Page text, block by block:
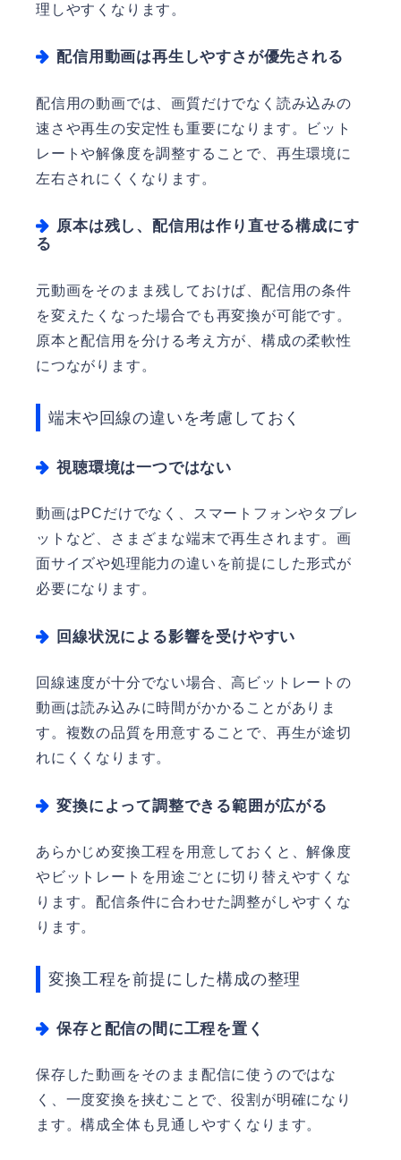
理しやすくなります。
配信用動画は再生しやすさが優先される
配信用の動画では、画質だけでなく読み込みの
速さや再生の安定性も重要になります。ビット
レートや解像度を調整することで、再生環境に
左右されにくくなります。
原本は残し、配信用は作り直せる構成にす
る
元動画をそのまま残しておけば、配信用の条件
を変えたくなった場合でも再変換が可能です。
原本と配信用を分ける考え方が、構成の柔軟性
につながります。
端末や回線の違いを考慮しておく
視聴環境は一つではない
動画はPCだけでなく、スマートフォンやタブレ
ットなど、さまざまな端末で再生されます。画
面サイズや処理能力の違いを前提にした形式が
必要になります。
回線状況による影響を受けやすい
回線速度が十分でない場合、高ビットレートの
動画は読み込みに時間がかかることがありま
す。複数の品質を用意することで、再生が途切
れにくくなります。
変換によって調整できる範囲が広がる
あらかじめ変換工程を用意しておくと、解像度
やビットレートを用途ごとに切り替えやすくな
ります。配信条件に合わせた調整がしやすくな
ります。
変換工程を前提にした構成の整理
保存と配信の間に工程を置く
保存した動画をそのまま配信に使うのではな
く、一度変換を挟むことで、役割が明確になり
ます。構成全体も見通しやすくなります。